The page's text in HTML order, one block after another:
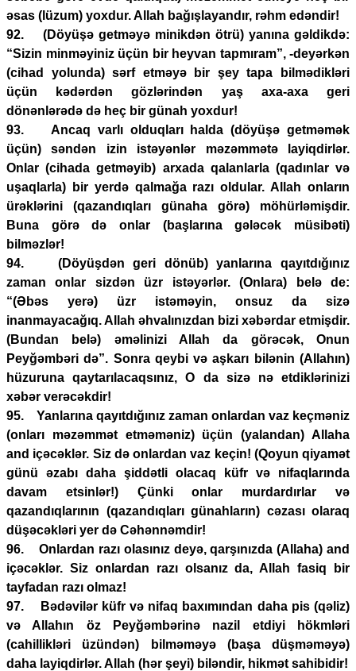
əsas (lüzum) yoxdur. Allah bağışlayandır, rəhm edəndir!
92. (Döyüşə getməyə minikdən ötrü) yanına gəldikdə:
“Sizin minməyiniz üçün bir heyvan tapmıram”, -deyərkən
(cihad yolunda) sərf etməyə bir şey tapa bilmədikləri
üçün kədərdən gözlərindən yaş axa-axa geri
dönənlərədə də heç bir günah yoxdur!
93. Ancaq varlı olduqları halda (döyüşə getməmək
üçün) səndən izin istəyənlər məzəmmətə layiqdirlər.
Onlar (cihada getməyib) arxada qalanlarla (qadınlar və
uşaqlarla) bir yerdə qalmağa razı oldular. Allah onların
ürəklərini (qazandıqları günaha görə) möhürləmişdir.
Buna görə də onlar (başlarına gələcək müsibəti)
bilməzlər!
94. (Döyüşdən geri dönüb) yanlarına qayıtdığınız
zaman onlar sizdən üzr istəyərlər. (Onlara) belə de:
“(Əbəs yerə) üzr istəməyin, onsuz da sizə
inanmayacağıq. Allah əhvalınızdan bizi xəbərdar etmişdir.
(Bundan belə) əməlinizi Allah da görəcək, Onun
Peyğəmbəri də”. Sonra qeybi və aşkarı bilənin (Allahın)
hüzuruna qaytarılacaqsınız, O da sizə nə etdiklərinizi
xəbər verəcəkdir!
95. Yanlarına qayıtdığınız zaman onlardan vaz keçməniz
(onları məzəmmət etməməniz) üçün (yalandan) Allaha
and içəcəklər. Siz də onlardan vaz keçin! (Qoyun qiyamət
günü əzabı daha şiddətli olacaq küfr və nifaqlarında
davam etsinlər!) Çünki onlar murdardırlar və
qazandıqlarının (qazandıqları günahların) cəzası olaraq
düşəcəkləri yer də Cəhənnəmdir!
96. Onlardan razı olasınız deyə, qarşınızda (Allaha) and
içəcəklər. Siz onlardan razı olsanız da, Allah fasiq bir
tayfadan razı olmaz!
97. Bədəvilər küfr və nifaq baxımından daha pis (qəliz)
və Allahın öz Peyğəmbərinə nazil etdiyi hökmləri
(cahillikləri üzündən) bilməməyə (başa düşməməyə)
daha layiqdirlər. Allah (hər şeyi) biləndir, hikmət sahibidir!